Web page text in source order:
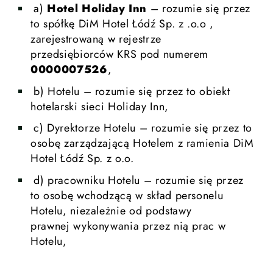
a) Hotel Holiday Inn – rozumie się przez
to spółkę DiM Hotel Łódź Sp. z .o.o ,
zarejestrowaną w rejestrze
przedsiębiorców KRS pod numerem
0000007526,
b) Hotelu – rozumie się przez to obiekt
hotelarski sieci Holiday Inn,
c) Dyrektorze Hotelu – rozumie się przez to
osobę zarządzającą Hotelem z ramienia DiM
Hotel Łódź Sp. z o.o.
d) pracowniku Hotelu – rozumie się przez
to osobę wchodzącą w skład personelu
Hotelu, niezależnie od podstawy
prawnej wykonywania przez nią prac w
Hotelu,